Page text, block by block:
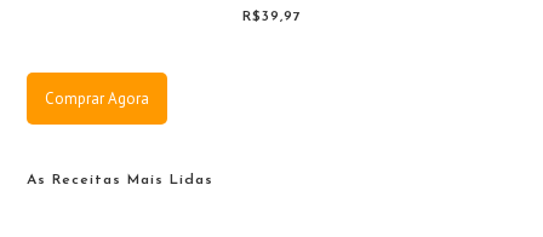
R$39,97
Comprar Agora
As Receitas Mais Lidas